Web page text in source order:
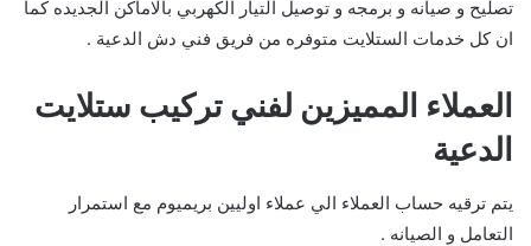
تصليح و صيانه و برمجه و توصيل التيار الكهربي بالاماكن الجديده كما
ان كل خدمات الستلايت متوفره من فريق فني دش الدعية .
العملاء المميزين لفني تركيب ستلايت
الدعية
يتم ترقيه حساب العملاء الي عملاء اوليين بريميوم مع استمرار
التعامل و الصيانه .